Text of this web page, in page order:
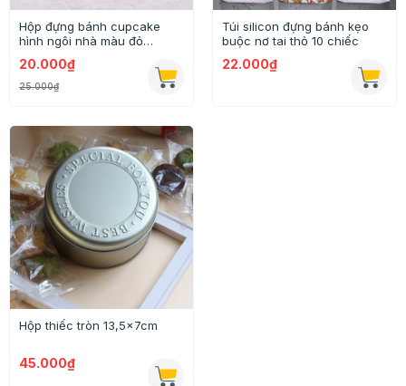
Hộp đựng bánh cupcake
hình ngôi nhà màu đỏ
20.000₫
25.000₫
Túi silicon đựng bánh kẹo
buộc nơ tai thỏ 10 chiếc
22.000₫
Hộp thiếc tròn 13,5x7cm
45.000₫